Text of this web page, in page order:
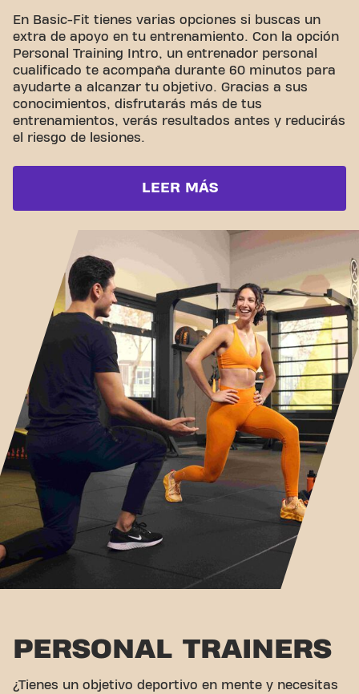
En Basic-Fit tienes varias opciones si buscas un
extra de apoyo en tu entrenamiento. Con la opción
Personal Training Intro, un entrenador personal
cualificado te acompaña durante 60 minutos para
ayudarte a alcanzar tu objetivo. Gracias a sus
conocimientos, disfrutarás más de tus
entrenamientos, verás resultados antes y reducirás
el riesgo de lesiones.
LEER MÁS
PERSONAL TRAINERS
¿Tienes un objetivo deportivo en mente y necesitas